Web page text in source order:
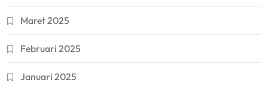
Maret 2025
Februari 2025
Januari 2025